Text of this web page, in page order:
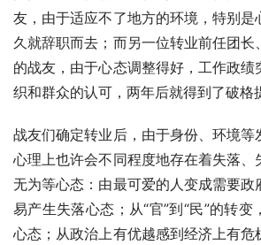
友，由于适应不了地方的环境，特别是
久就辞职而去；而另一位转业前任团长
的战友，由于心态调整得好，工作政绩
织和群众的认可，两年后就得到了破格
战友们确定转业后，由于身份、环境等
心理上也许会不同程度地存在着失落、
无为等心态：由最可爱的人变成需要政
易产生失落心态；从“官”到“民”的转
心态；从政治上有优越感到经济上有危